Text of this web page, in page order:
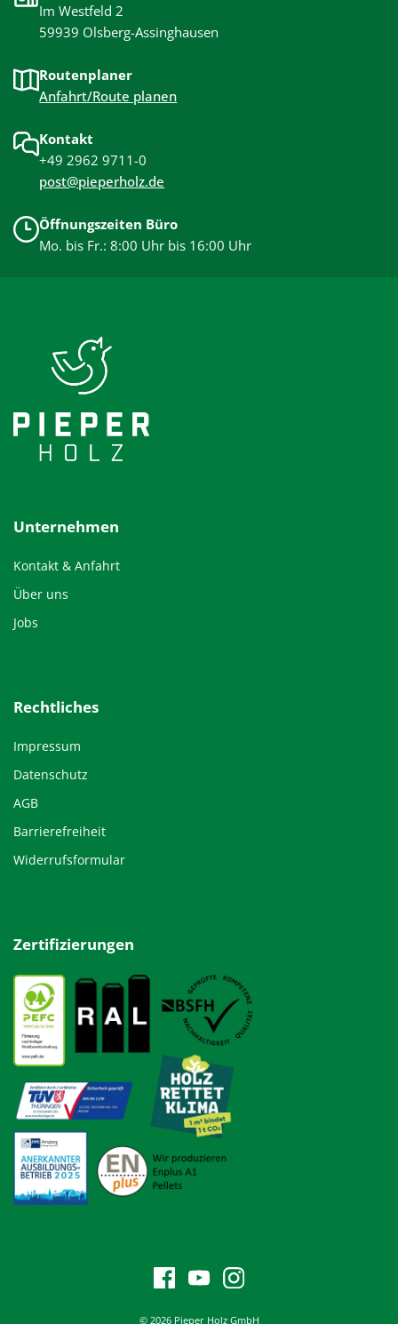
Im Westfeld 2
59939 Olsberg-Assinghausen
Routenplaner
Anfahrt/Route planen
Kontakt
+49 2962 9711-0
post@pieperholz.de
Öffnungszeiten Büro
Mo. bis Fr.: 8:00 Uhr bis 16:00 Uhr
Unternehmen
Kontakt & Anfahrt
Über uns
Jobs
Rechtliches
Impressum
Datenschutz
AGB
Barrierefreiheit
Widerrufsformular
Zertifizierungen
© 2026 Pieper Holz GmbH